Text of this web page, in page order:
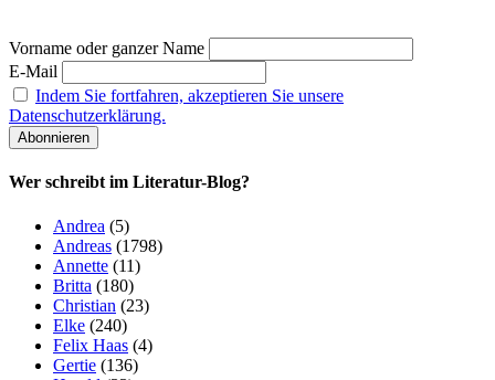
Vorname oder ganzer Name
E-Mail
Indem Sie fortfahren, akzeptieren Sie unsere
Datenschutzerklärung.
Wer schreibt im Literatur-Blog?
Andrea (5)
Andreas (1798)
Annette (11)
Britta (180)
Christian (23)
Elke (240)
Felix Haas (4)
Gertie (136)